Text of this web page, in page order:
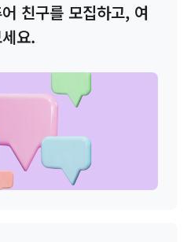
친구를 모집하고, 여
요.